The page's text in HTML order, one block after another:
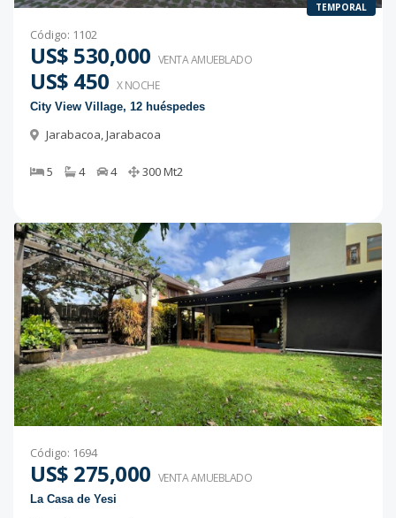
TEMPORAL
Código: 1102
US$ 530,000 VENTA AMUEBLADO
US$ 450 X NOCHE
City View Village, 12 huéspedes
Jarabacoa,Jarabacoa
5 4 4 300Mt2
Código: 1694
US$ 275,000 VENTA AMUEBLADO
La Casa de Yesi